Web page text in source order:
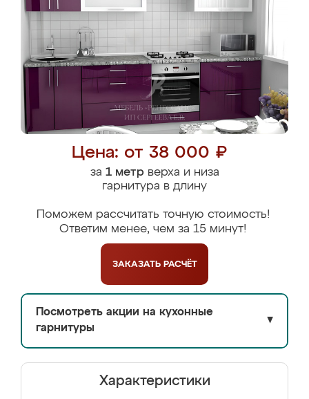
Цена: от 38 000 ₽
за 1 метрверха и низа
гарнитура в длину
Поможем рассчитать точную стоимость!
Ответим менее, чем за 15 минут!
ЗАКАЗАТЬ РАСЧЁТ
Посмотреть акции на кухонные
гарнитуры
▼
Характеристики